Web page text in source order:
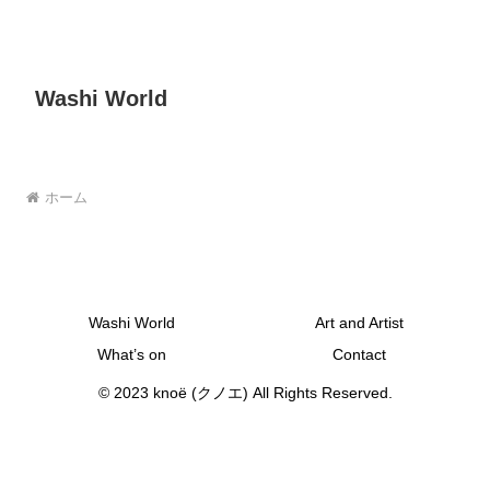
Washi World
ホーム
Washi World
Art and Artist
What’s on
Contact
© 2023 knoё (クノエ) All Rights Reserved.